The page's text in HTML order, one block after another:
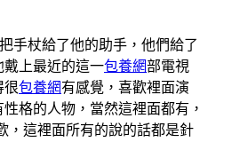
手杖給了他的助手，他們給了
上最近的這一包養網部電視
很包養網有感覺，喜歡裡面演
格的人物，當然這裡面都有，
，這裡面所有的說的話都是針